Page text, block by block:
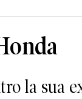
la sua